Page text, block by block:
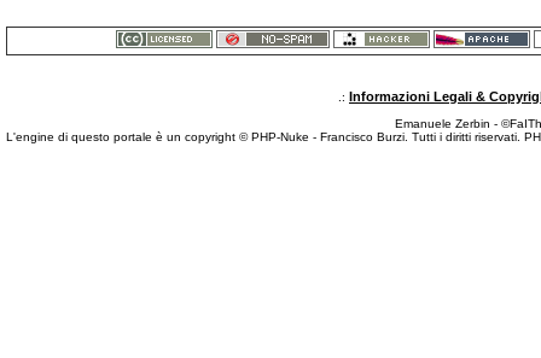
.: Informazioni Legali &
Emanuele Zerbin -
L'engine di questo portale è un copyright © PHP-Nuke - Francisco Burzi. Tutti i diritti riservati.